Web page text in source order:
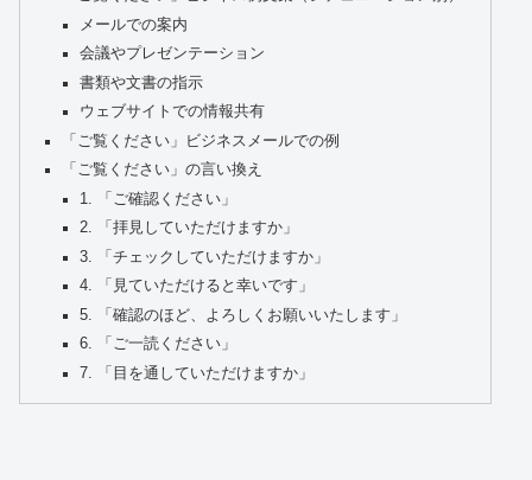
メールでの案内
会議やプレゼンテーション
書類や文書の指示
ウェブサイトでの情報共有
「ご覧ください」ビジネスメールでの例
「ご覧ください」の言い換え
1. 「ご確認ください」
2. 「拝見していただけますか」
3. 「チェックしていただけますか」
4. 「見ていただけると幸いです」
5. 「確認のほど、よろしくお願いいたします」
6. 「ご一読ください」
7. 「目を通していただけますか」